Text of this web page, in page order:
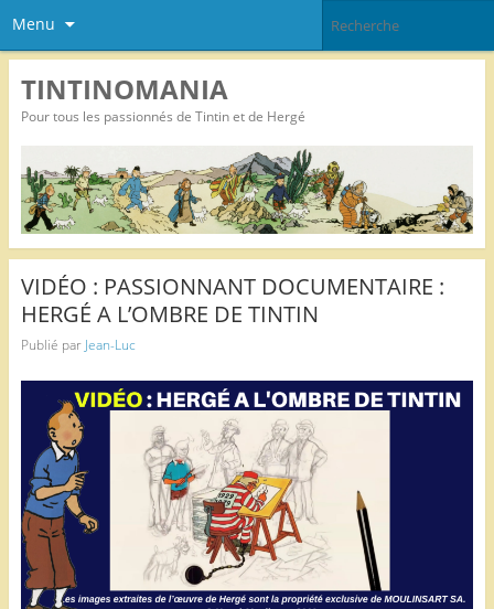
Menu
TINTINOMANIA
Pour tous les passionnés de Tintin et de Hergé
VIDÉO : PASSIONNANT DOCUMENTAIRE :
HERGÉ A L’OMBRE DE TINTIN
Publié par Jean-Luc